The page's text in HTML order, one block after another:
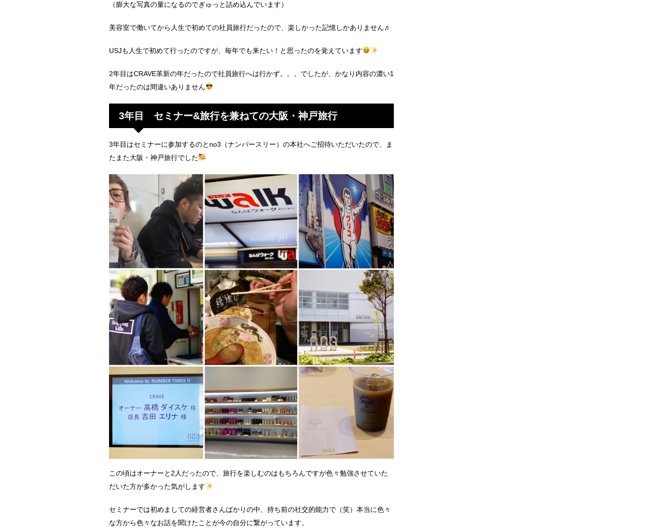
（膨大な写真の量になるのでぎゅっと詰め込んでいます）
美容室で働いてから人生で初めての社員旅行だったので、楽しかった記憶しかありません♬
USJも人生で初めて行ったのですが、毎年でも来たい！と思ったのを覚えています
2年目はCRAVE革新の年だったので社員旅行へは行かず。。。でしたが、かなり内容の濃い1
年だったのは間違いありません
3年目 セミナー&旅行を兼ねての大阪・神戸旅行
3年目はセミナーに参加するのとno3（ナンバースリー）の本社へご招待いただいたので、ま
たまた大阪・神戸旅行でした
この頃はオーナーと2人だったので、旅行を楽しむのはもちろんですが色々勉強させていた
だいた方が多かった気がします
セミナーでは初めましての経営者さんばかりの中、持ち前の社交的能力で（笑）本当に色々
な方から色々なお話を聞けたことが今の自分に繋がっています。